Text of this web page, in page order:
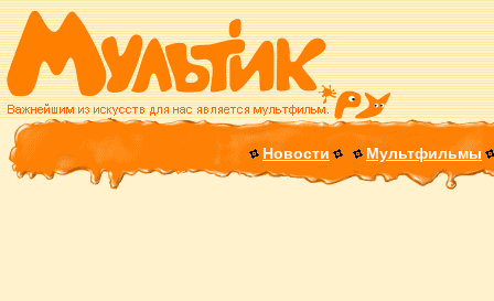
Новости Мультфильмы